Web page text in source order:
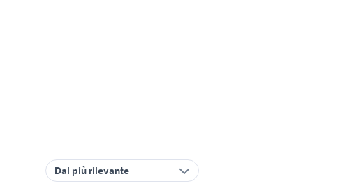
Dal più rilevante